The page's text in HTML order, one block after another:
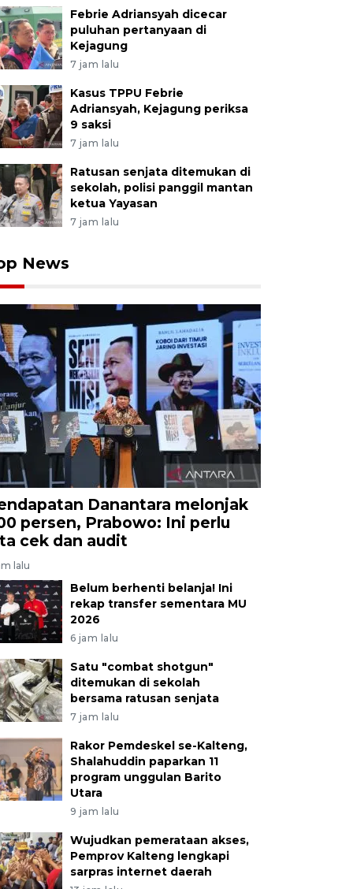
Febrie Adriansyah dicecar
puluhan pertanyaan di
Kejagung
7 jam lalu
Kasus TPPU Febrie
Adriansyah, Kejagung periksa
9 saksi
7 jam lalu
Ratusan senjata ditemukan di
sekolah, polisi panggil mantan
ketua Yayasan
7 jam lalu
News
Danantara melonjak
persen, Prabowo: Ini perlu
cek dan audit
lalu
Belum berhenti belanja! Ini
rekap transfer sementara MU
2026
6 jam lalu
Satu "combat shotgun"
ditemukan di sekolah
bersama ratusan senjata
7 jam lalu
Rakor Pemdeskel se-Kalteng,
Shalahuddin paparkan 11
program unggulan Barito
Utara
9 jam lalu
Wujudkan pemerataan akses,
Pemprov Kalteng lengkapi
sarpras internet daerah